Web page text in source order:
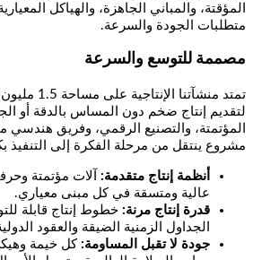
المؤقتة، والمباني الجاهزة، والهياكل
متطلبات الجودة والسرعة.
مصممة للتوسع والسرعة
تمتد
لتقديم إنتاج ضخم دون المساس بالدقة أو
المؤتمتة، والتصنيع الرقمي، وفريق
مشروع ينتقل من مرحلة الفكرة إلى التنفيذ
أنظمة إنتاج متقدمة: آلات مؤتمتة
عالية ومتسقة في كل مبنى معياري.
قدرة إنتاج مرنة: خطوط إنتاج قابلة
الجداول الزمنية الضيقة والعقود
جودة لا تقبل المساومة: كل خيمة